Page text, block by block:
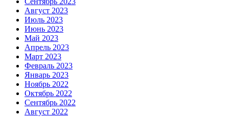
Август 2023
Июль 2023
Июнь 2023
Май 2023
Апрель 2023
Март 2023
Февраль 2023
Январь 2023
Ноябрь 2022
Октябрь 2022
Сентябрь 2022
Август 2022